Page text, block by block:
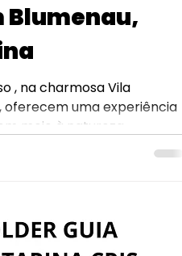
Blumenau,
, na charmosa Vila
oferecem uma experiência
meio à natureza...